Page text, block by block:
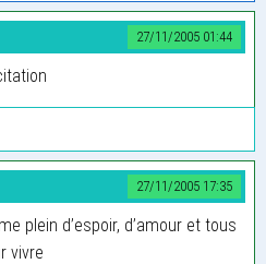
27/11/2005 01:44
27/11/2005 17:35
plein d’espoir, d’amour et tous
vivre